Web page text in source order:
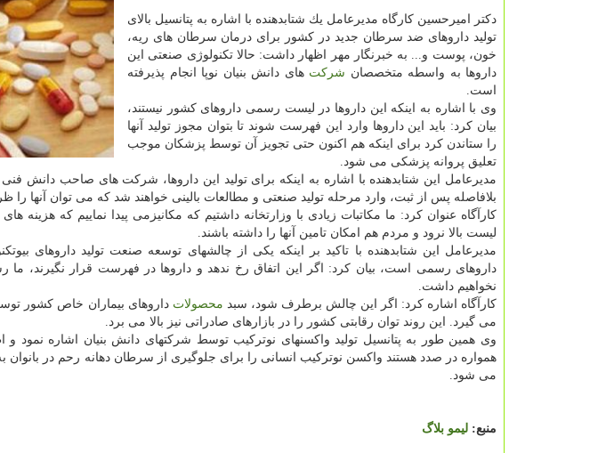
دكتر امیرحسین كارگاه مدیرعامل یك شتابدهنده با اشاره به پتانسیل بالای
تولید داروهای ضد سرطان جدید در كشور برای درمان سرطان های ریه،
خون، پوست و... به خبرنگار مهر اظهار داشت: حالا تكنولوژی صنعتی این
داروها به واسطه متخصصان شركت های دانش بنیان نوپا انجام پذیرفته
است.
وی با اشاره به اینكه این داروها در لیست رسمی داروهای كشور نیستند،
بیان كرد: باید این داروها وارد این فهرست شوند تا بتوان مجوز تولید آنها
را ستاندن كرد برای اینكه هم اكنون حتی تجویز آن توسط پزشكان موجب
تعلیق پروانه پزشكی می شود.
مدیرعامل این شتابدهنده با اشاره به اینكه برای تولید این داروها، شركت های صاحب دانش
بلافاصله پس از ثبت، وارد مرحله تولید صنعتی و مطالعات بالینی خواهند شد كه می توان آنها را ظرف ۲ الی ۳ سال به بازار عرضه
كارآگاه عنوان كرد: ما مكاتبات زیادی با وزارتخانه داشتیم كه مكانیزمی پیدا نماییم كه
لیست بالا نرود و مردم هم امكان تامین آنها را داشته باشند.
مدیرعامل این شتابدهنده با تاكید بر اینكه یكی از چالشهای توسعه صنعت تولید داروهای
داروهای رسمی است، بیان كرد: اگر این اتفاق رخ ندهد و داروها در فهرست قرار نگیرند، ما
نخواهیم داشت.
كارآگاه اشاره كرد: اگر این چالش برطرف شود، سبد محصولات داروهای بیماران خاص كشور
می گیرد. این روند توان رقابتی كشور را در بازارهای صادراتی نیز بالا می برد.
وی همین طور به پتانسیل تولید واكسنهای نوتركیب توسط شركتهای دانش بنیان اشاره نمود
همواره در صدد هستند واكسن نوتركیب انسانی را برای جلوگیری از سرطان دهانه رحم در بانوان
می شود.
منبع: لیمو بلاگ